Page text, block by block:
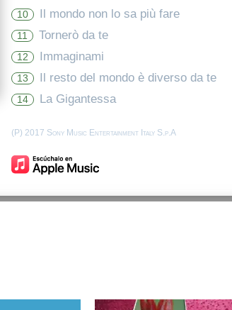
10 Il mondo non lo sa più fare
11 Tornerò da te
12 Immaginami
13 Il resto del mondo è diverso da te
14 La Gigantessa
(P) 2017 Sony Music Entertainment Italy S.p.A